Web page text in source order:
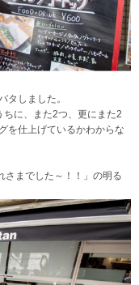
タしました。
に、また2つ、更にまた2
を仕上げているかわからな
さまでした～！！」の明る